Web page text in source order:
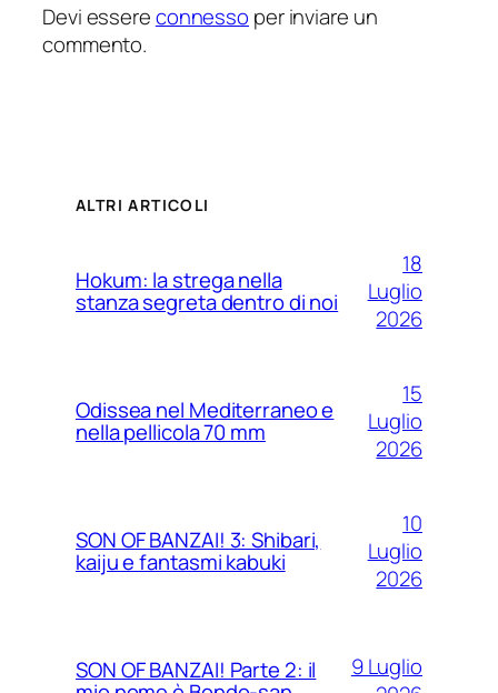
Devi essereconnesso per inviare un
commento.
ALTRI ARTICOLI
Hokum: la strega nella
stanza segreta dentro di noi
18
Luglio
2026
Odissea nel Mediterraneo e
nella pellicola 70 mm
15
Luglio
2026
SON OF BANZAI! 3: Shibari,
kaiju e fantasmi kabuki
10
Luglio
2026
SON OF BANZAI! Parte 2: il
9 Luglio